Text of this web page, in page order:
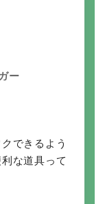
ー
できるよう
な道具って